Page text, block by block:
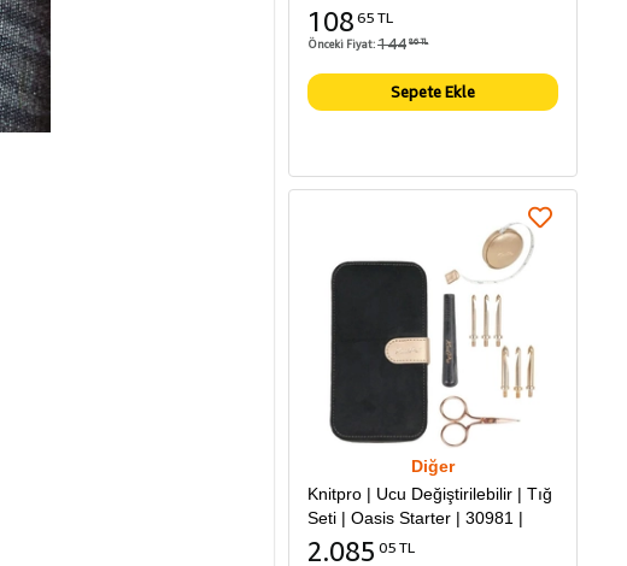
108 65 TL
Önceki Fiyat:144 86 TL
Sepete Ekle
Diğer
Knitpro | Ucu Değiştirilebilir | Tığ
Seti | Oasis Starter | 30981 |
2.085 05 TL